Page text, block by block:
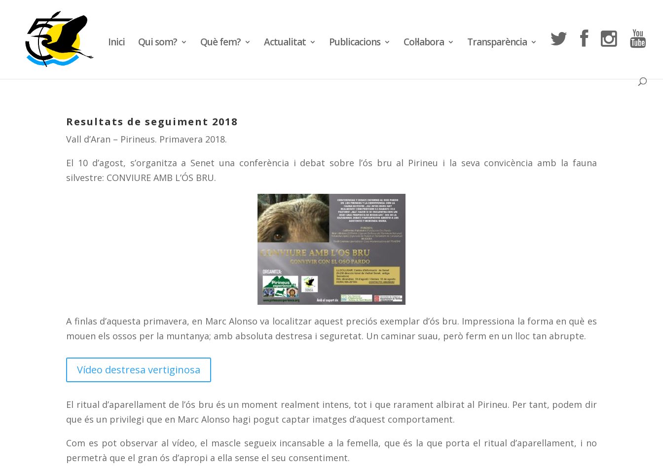
Inici Qui som? Què fem? Actualitat Publicacions Col·labora Transparència
Resultats de seguiment 2018
Vall d’Aran – Pirineus. Primavera 2018.
El 10 d’agost, s’organitza a Senet una conferència i debat sobre l’ós bru al Pirineu i la seva convicència amb la fauna
silvestre: CONVIURE AMB L’ÓS BRU.
A finlas d’aquesta primavera, en Marc Alonso va localitzar aquest preciós exemplar d’ós bru. Impressiona la forma en què es
mouen els ossos per la muntanya; amb absoluta destresa i seguretat. Un caminar suau, però ferm en un lloc tan abrupte.
Vídeo destresa vertiginosa
El ritual d’aparellament de l’ós bru és un moment realment intens, tot i que rarament albirat al Pirineu. Per tant, podem dir
que és un privilegi que en Marc Alonso hagi pogut captar imatges d’aquest comportament.
Com es pot observar al vídeo, el mascle segueix incansable a la femella, que és la que porta el ritual d’aparellament, i no
permetrà que el gran ós d’apropi a ella sense el seu consentiment.